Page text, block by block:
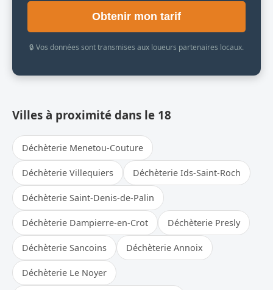
Obtenir mon tarif
🔒 Vos données sont transmises aux loueurs partenaires locaux.
Villes à proximité dans le 18
Déchèterie Menetou-Couture
Déchèterie Villequiers Déchèterie Ids-Saint-Roch
Déchèterie Saint-Denis-de-Palin
Déchèterie Dampierre-en-Crot Déchèterie Presly
Déchèterie Sancoins Déchèterie Annoix
Déchèterie Le Noyer